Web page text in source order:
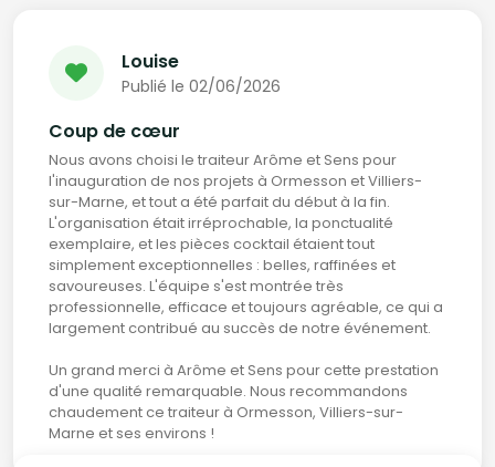
Louise
Publié le 02/06/2026
Coup de cœur
Nous avons choisi le traiteur Arôme et Sens pour
l'inauguration de nos projets à Ormesson et Villiers-
sur-Marne, et tout a été parfait du début à la fin.
L'organisation était irréprochable, la ponctualité
exemplaire, et les pièces cocktail étaient tout
simplement exceptionnelles : belles, raffinées et
savoureuses. L'équipe s'est montrée très
professionnelle, efficace et toujours agréable, ce qui a
largement contribué au succès de notre événement.
Un grand merci à Arôme et Sens pour cette prestation
d'une qualité remarquable. Nous recommandons
chaudement ce traiteur à Ormesson, Villiers-sur-
Marne et ses environs !